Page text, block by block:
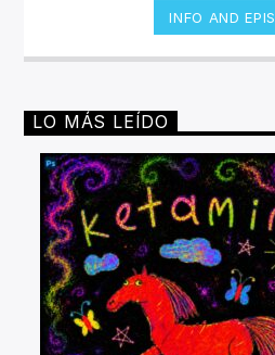
Symphonic Metal, Doom,
Speed Metal, Black Metal,
INFO AND
LO MÁS LEÍDO